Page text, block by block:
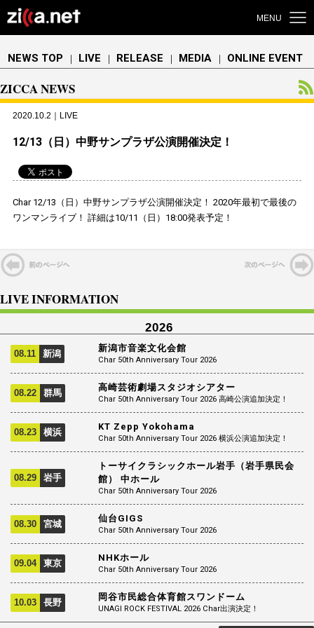
MENU
NEWS TOP ｜ LIVE ｜ RELEASE ｜ MEDIA ｜ ONLINE EVENT
ZICCA NEWS
2020.10.2｜LIVE
12/13（日）中野サンプラザ公演開催決定！
Char 12/13（日）中野サンプラザ公演開催決定！ 2020年最初で最後の
ワンマンライブ！ 詳細は10/11（日）18:00発表予定！
LIVE INFORMATION
2026
08.11 新潟 新潟市音楽文化会館
Char 50th Anniversary Tour 2026
08.22 群馬 高崎芸術劇場スタジオシアター
Char 50th Anniversary Tour 2026 高崎公演追加決定！
08.23 横浜 KT Zepp Yokohama
Char 50th Anniversary Tour 2026 横浜公演追加決定！
08.29 岩手
トーサイクラシックホール岩手（岩手県民会
館） 中ホール
Char 50th Anniversary Tour 2026
08.30 宮城 仙台GIGS
Char 50th Anniversary Tour 2026
09.04 東京 NHKホール
Char 50th Anniversary Tour 2026
10.03 長野 岡谷市民総合体育館スワンドーム
UNAGI ROCK FESTIVAL 2026 Char出演決定！